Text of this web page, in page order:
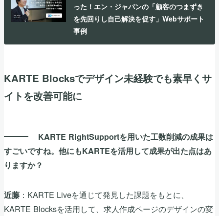
った！エン・ジャパンの「顧客のつまずき
を先回りし自己解決を促す」Webサポート
事例
KARTE Blocksでデザイン未経験でも素早くサ
イトを改善可能に
KARTE RightSupportを用いた工数削減の成果は
すごいですね。他にもKARTEを活用して成果が出た点はあ
りますか？
近藤 ：KARTE Liveを通じて発見した課題をもとに、
KARTE Blocksを活用して、求人作成ページのデザインの変